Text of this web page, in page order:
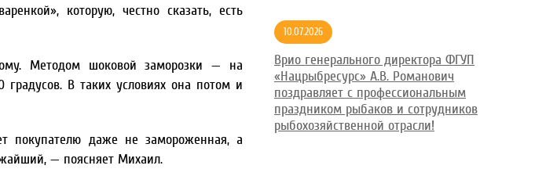
которую, честно сказать, есть
Методом шоковой заморозки — на
В таких условиях она потом и
покупателю даже не замороженная, а
— поясняет Михаил.
10.07.2026
Врио генерального директора ФГУП
«Нацрыбресурс» А.В. Романович
поздравляет с профессиональным
праздником рыбаков и сотрудников
рыбохозяйственной отрасли!